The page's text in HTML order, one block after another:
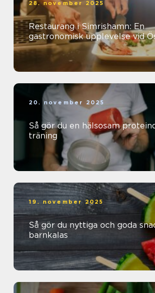
28. november 2025
Restaurang i Simrishamn: En
gastronomisk upplevelse vid
20. november 2025
Så gör du en hälsosam
träning
19. november 2025
Så gör du nyttiga och goda
barnkalas